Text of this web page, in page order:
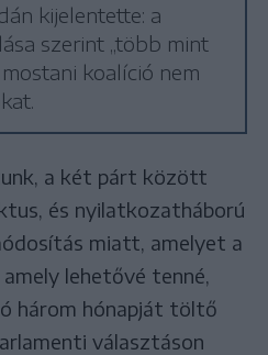
kijelentette: a
szerint „több mint
koalíció nem
a két párt között
és nyilatkozatháború
miatt, amelyet a
lehetővé tenné,
három hónapját töltő
választáson